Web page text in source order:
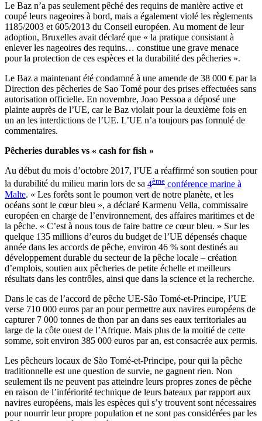
Le Baz n’a pas seulement pêché des requins de manière active et
coupé leurs nageoires à bord, mais a également violé les règlements
1185/2003 et 605/2013 du Conseil européen. Au moment de leur
adoption, Bruxelles avait déclaré que « la pratique consistant à
enlever les nageoires des requins… constitue une grave menace
pour la protection de ces espèces et la durabilité des pêcheries ».
Le Baz a maintenant été condamné à une amende de 38 000 € par la
Direction des pêcheries de Sao Tomé pour des prises effectuées sans
autorisation officielle. En novembre, Joao Pessoa a déposé une
plainte auprès de l’UE, car le Baz violait pour la deuxième fois en
un an les interdictions de l’UE. L’UE n’a toujours pas formulé de
commentaires.
Pêcheries durables vs « cash for fish »
Au début du mois d’octobre 2017, l’UE a réaffirmé son soutien pour
la durabilité du milieu marin lors de sa 4ème conférence marine à
Malte. « Les forêts sont le poumon vert de notre planète, et les
océans sont le cœur bleu », a déclaré Karmenu Vella, commissaire
européen en charge de l’environnement, des affaires maritimes et de
la pêche. « C’est à nous tous de faire battre ce cœur bleu. » Sur les
quelque 135 millions d’euros du budget de l’UE dépensés chaque
année dans les accords de pêche, environ 46 % sont destinés au
développement durable du secteur de la pêche locale – création
d’emplois, soutien aux pêcheries de petite échelle et meilleurs
résultats dans les contrôles, ainsi que dans la science et la recherche.
Dans le cas de l’accord de pêche UE-São Tomé-et-Principe, l’UE
verse 710 000 euros par an pour permettre aux navires européens de
capturer 7 000 tonnes de thon par an dans ses eaux territoriales au
large de la côte ouest de l’Afrique. Mais plus de la moitié de cette
somme, soit environ 385 000 euros par an, est consacrée aux permis.
Les pêcheurs locaux de São Tomé-et-Principe, pour qui la pêche
traditionnelle est une question de survie, ne gagnent rien. Non
seulement ils ne peuvent pas atteindre leurs propres zones de pêche
en raison de l’infériorité technique de leurs bateaux par rapport aux
navires européens, mais les espèces qui s’y trouvent sont nécessaires
pour nourrir leur propre population et ne sont pas considérées par les